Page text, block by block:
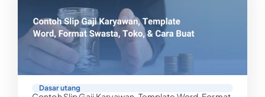
Dasar utang